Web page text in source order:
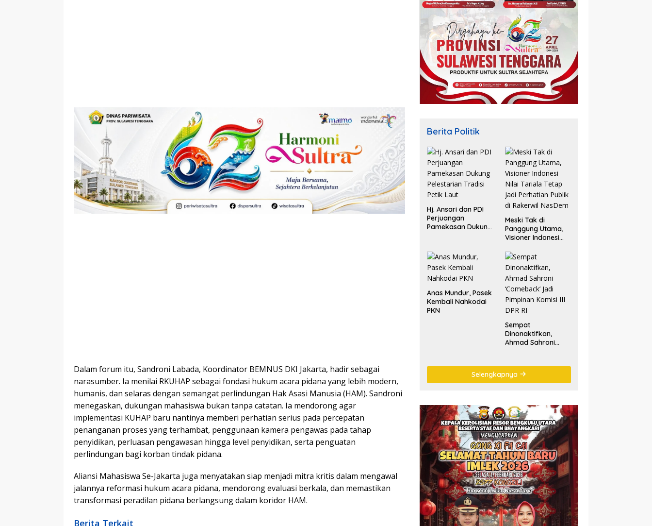
Dalam forum itu, Sandroni Labada, Koordinator BEMNUS DKI Jakarta, hadir sebagai
narasumber. Ia menilai RKUHAP sebagai fondasi hukum acara pidana yang lebih modern,
humanis, dan selaras dengan semangat perlindungan Hak Asasi Manusia (HAM). Sandroni
menegaskan, dukungan mahasiswa bukan tanpa catatan. Ia mendorong agar
implementasi KUHAP baru nantinya memberi perhatian serius pada percepatan
penanganan proses yang terhambat, penggunaan kamera pengawas pada tahap
penyidikan, perluasan pengawasan hingga level penyidikan, serta penguatan
perlindungan bagi korban tindak pidana.
Aliansi Mahasiswa Se-Jakarta juga menyatakan siap menjadi mitra kritis dalam mengawal
jalannya reformasi hukum acara pidana, mendorong evaluasi berkala, dan memastikan
transformasi peradilan pidana berlangsung dalam koridor HAM.
Berita Terkait
Berita Politik
Hj. Ansari dan PDI
Perjuangan
Pamekasan Dukung
Meski Tak di
Panggung Utama,
Visioner Indonesi
Jadi Perhatian
Publik di Rakerwil
NasDem
Anas Mundur, Pasek
Kembali Nahkodai
PKN
Sempat
Dinonaktifkan,
Ahmad Sahroni
DPR RI
Selengkapnya